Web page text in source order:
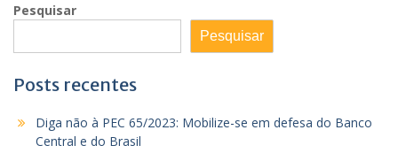
Pesquisar
Pesquisar
Posts recentes
Diga não à PEC 65/2023: Mobilize-se em defesa do Banco
Central e do Brasil